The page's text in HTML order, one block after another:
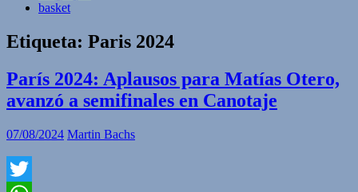
basket
Etiqueta: Paris 2024
París 2024: Aplausos para Matías Otero,
avanzó a semifinales en Canotaje
07/08/2024 Martin Bachs